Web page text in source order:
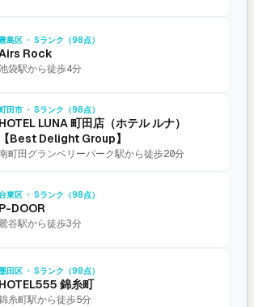
豊島区 ・ Sランク（98点）
Rock
袋駅から徒歩4分
田市 ・ Sランク（98点）
HOTEL LUNA 町田店（ホテル ルナ）
【Best Delight Group】
町田グランベリーパーク駅から徒歩20分
台東区 ・ Sランク（98点）
P-DOOR
谷駅から徒歩3分
田区 ・ Sランク（98点）
HOTEL555 錦糸町
糸町駅から徒歩5分